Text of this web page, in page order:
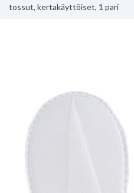
tossut, kertakäyttöiset, 1 pari